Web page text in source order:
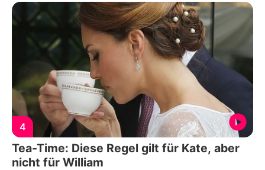
4
Tea-Time: Diese Regel gilt für Kate, aber
nicht für William